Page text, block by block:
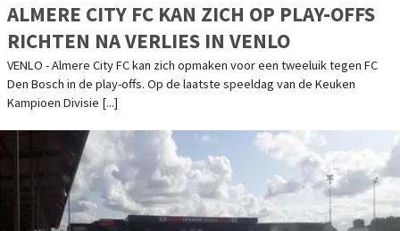
ALMERE CITY FC KAN ZICH OP PLAY-OFFS
RICHTEN NA VERLIES IN VENLO
VENLO - Almere City FC kan zich opmaken voor een tweeluik tegen FC
Den Bosch in de play-offs. Op de laatste speeldag van de Keuken
Kampioen Divisie [...]